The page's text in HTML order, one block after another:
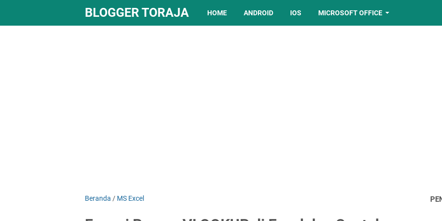
BLOGGER TORAJA HOME ANDROID IOS MICROSOFT OFFICE
Beranda / MS Excel